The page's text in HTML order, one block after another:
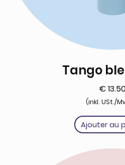
Tango
€
(inkl. USt./
Ajouter au